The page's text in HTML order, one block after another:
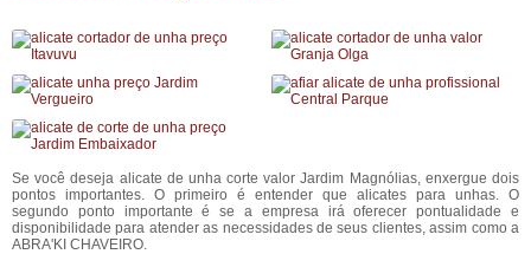
Se você deseja alicate de unha corte valor Jardim Magnólias, enxergue dois
pontos importantes. O primeiro é entender que alicates para unhas. O
segundo ponto importante é se a empresa irá oferecer pontualidade e
disponibilidade para atender as necessidades de seus clientes, assim como a
ABRA'KI CHAVEIRO.